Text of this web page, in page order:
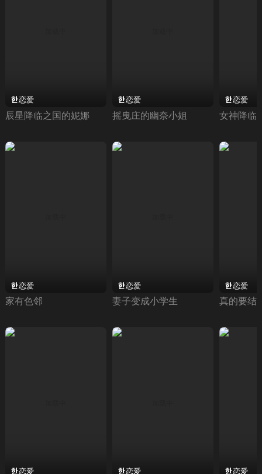
恋爱
辰星降临之国的妮娜
恋爱
摇曳庄的幽奈小姐
恋爱
女神降临
恋爱
家有色邻
恋爱
妻子变成小学生
恋爱
真的要结
恋爱 恋爱 恋爱